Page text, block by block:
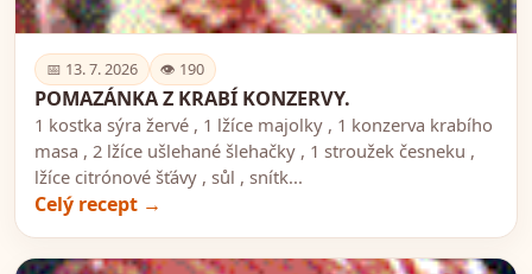
📅 13. 7. 2026 👁 190
POMAZÁNKA Z KRABÍ KONZERVY.
1 kostka sýra žervé , 1 lžíce majolky , 1 konzerva krabího
masa , 2 lžíce ušlehané šlehačky , 1 stroužek česneku ,
lžíce citrónové šťávy , sůl , snítk...
Celý recept →